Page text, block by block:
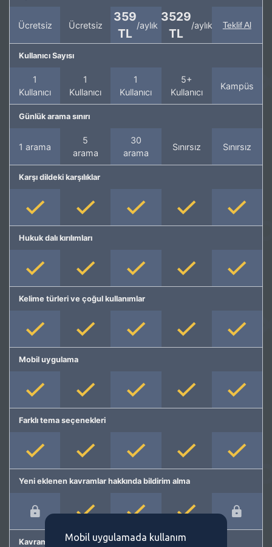
Ücretsiz Ücretsiz
359
TL
/aylık
3529
TL
/aylık Teklif Al
Kullanıcı Sayısı
1
Kullanıcı
1
Kullanıcı
1
Kullanıcı
5+
Kullanıcı
Kampüs
Günlük arama sınırı
1 arama
5
arama
30
arama
Sınırsız Sınırsız
Karşı dildeki karşılıklar
Hukuk dalı kırılımları
Kelime türleri ve çoğul kullanımlar
Mobil uygulama
Farklı tema seçenekleri
Yeni eklenen kavramlar hakkında bildirim alma
Kavram önermeMobil uygulamada kullanım